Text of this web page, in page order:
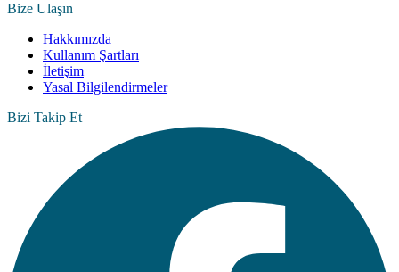
Bize Ulaşın
Hakkımızda
Kullanım Şartları
İletişim
Yasal Bilgilendirmeler
Bizi Takip Et